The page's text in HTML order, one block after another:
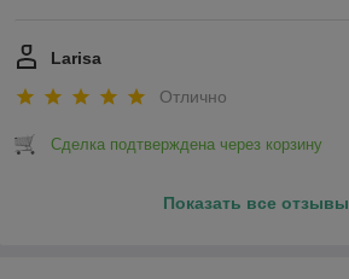
Larisa
Отлично
Сделка подтверждена через корзину
Показать все отзывы